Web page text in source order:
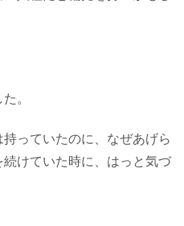
。
っていたのに、なぜあげら
けていた時に、はっと気づ